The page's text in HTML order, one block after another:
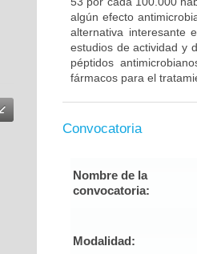
algún efecto
alternativa interesante
estudios de actividad y
péptidos
fármacos para el
Convocatoria
Nombre de la
convocatoria:
Modalidad: